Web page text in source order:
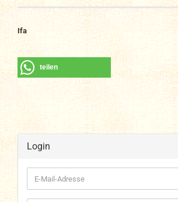
Ifa
teilen
Login
E-
Mail-
Adresse